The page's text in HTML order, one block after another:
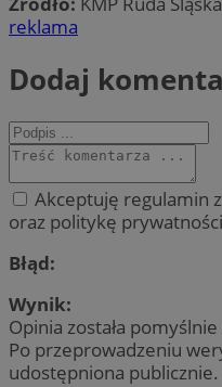
reklama
Dodaj
Akceptuję regulamin
oraz politykę
Błąd:
Wynik:
Opinia została
Po przeprowadzeniu
udostępniona publicznie.